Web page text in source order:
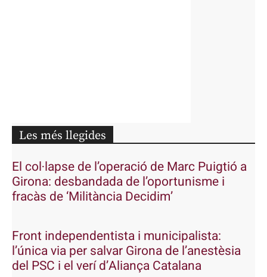
Les més llegides
El col·lapse de l’operació de Marc Puigtió a
Girona: desbandada de l’oportunisme i
fracàs de ‘Militància Decidim’
Front independentista i municipalista:
l’única via per salvar Girona de l’anestèsia
del PSC i el verí d’Aliança Catalana